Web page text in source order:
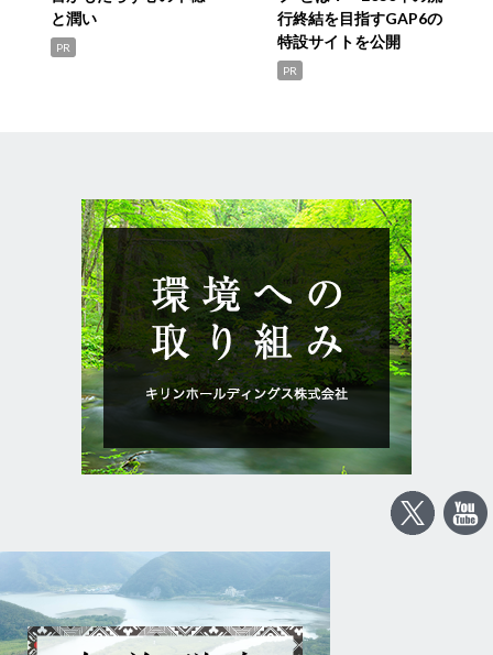
と潤い
PR
行終結を目指すGAP6の
特設サイトを公開
PR